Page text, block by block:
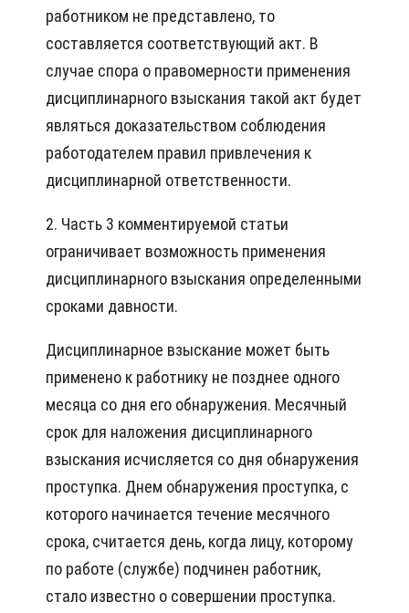
работником не представлено, то
составляется соответствующий акт. В
случае спора о правомерности применения
дисциплинарного взыскания такой акт будет
являться доказательством соблюдения
работодателем правил привлечения к
дисциплинарной ответственности.
2. Часть 3 комментируемой статьи
ограничивает возможность применения
дисциплинарного взыскания определенными
сроками давности.
Дисциплинарное взыскание может быть
применено к работнику не позднее одного
месяца со дня его обнаружения. Месячный
срок для наложения дисциплинарного
взыскания исчисляется со дня обнаружения
проступка. Днем обнаружения проступка, с
которого начинается течение месячного
срока, считается день, когда лицу, которому
по работе (службе) подчинен работник,
стало известно о совершении проступка.